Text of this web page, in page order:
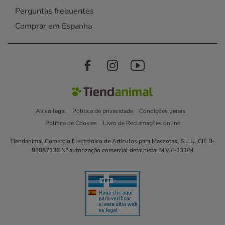
Perguntas frequentes
Comprar em Espanha
Aviso legal Política de privacidade
Condições gerais
Política de Cookies
Livro de Reclamações online
Tiendanimal Comercio Electrónico de Artículos para Mascotas, S.L.U. CIF B-
93087138 Nº autorização comercial detalhista: M.V./I-131/M